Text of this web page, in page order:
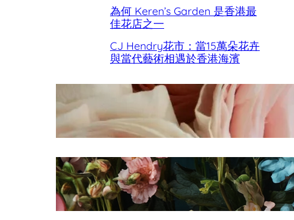
為何 Keren’s Garden 是香港最
佳花店之一
CJ Hendry花市：當15萬朵花卉
與當代藝術相遇於香港海濱
香港母親節最佳花店
Fleurology by H.：奢華花藝工
作室